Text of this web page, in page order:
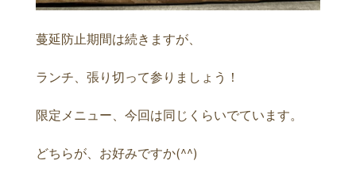
蔓延防止期間は続きますが、
ランチ、張り切って参りましょう！
限定メニュー、今回は同じくらいでています。
どちらが、お好みですか(^^)